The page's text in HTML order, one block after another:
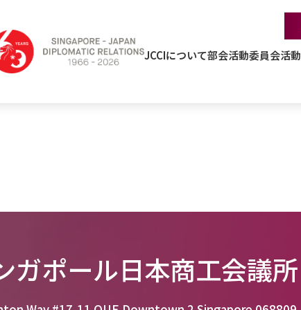
JCCIについて部会活動委員会活動
ガポール日本商工会議所